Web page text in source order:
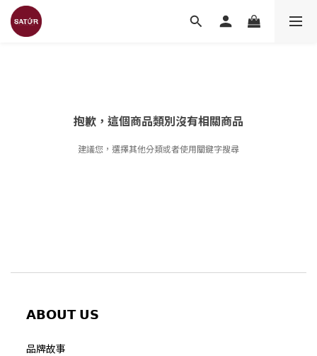
抱歉，這個商品類別沒有相關商品
建議您，選擇其他分類或者使用關鍵字搜尋
𝗔𝗕𝗢𝗨𝗧 𝗨𝗦
品牌故事